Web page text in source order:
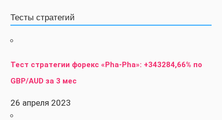
Тесты стратегий
Тест стратегии форекс «Pha-Pha»: +343284,66% по
GBP/AUD за 3 мес
26 апреля 2023